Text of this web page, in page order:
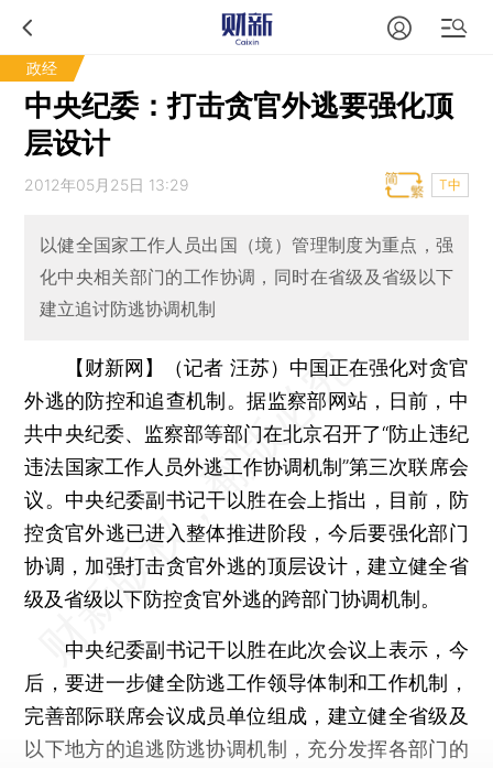
政经
中央纪委：打击贪官外逃要强化顶
层设计
2012年05月25日 13:29 T中
以健全国家工作人员出国（境）管理制度为重点，强
化中央相关部门的工作协调，同时在省级及省级以下
建立追讨防逃协调机制
【财新网】（记者 汪苏） 中国正在强化对贪官
外逃的防控和追查机制。据监察部网站，日前，中
共中央纪委、监察部等部门在北京召开了“防止违纪
违法国家工作人员外逃工作协调机制”第三次联席会
议。中央纪委副书记干以胜在会上指出，目前，防
控贪官外逃已进入整体推进阶段，今后要强化部门
协调，加强打击贪官外逃的顶层设计，建立健全省
级及省级以下防控贪官外逃的跨部门协调机制。
中央纪委副书记干以胜在此次会议上表示，今
后，要进一步健全防逃工作领导体制和工作机制，
完善部际联席会议成员单位组成，建立健全省级及
以下地方的追逃防逃协调机制，充分发挥各部门的